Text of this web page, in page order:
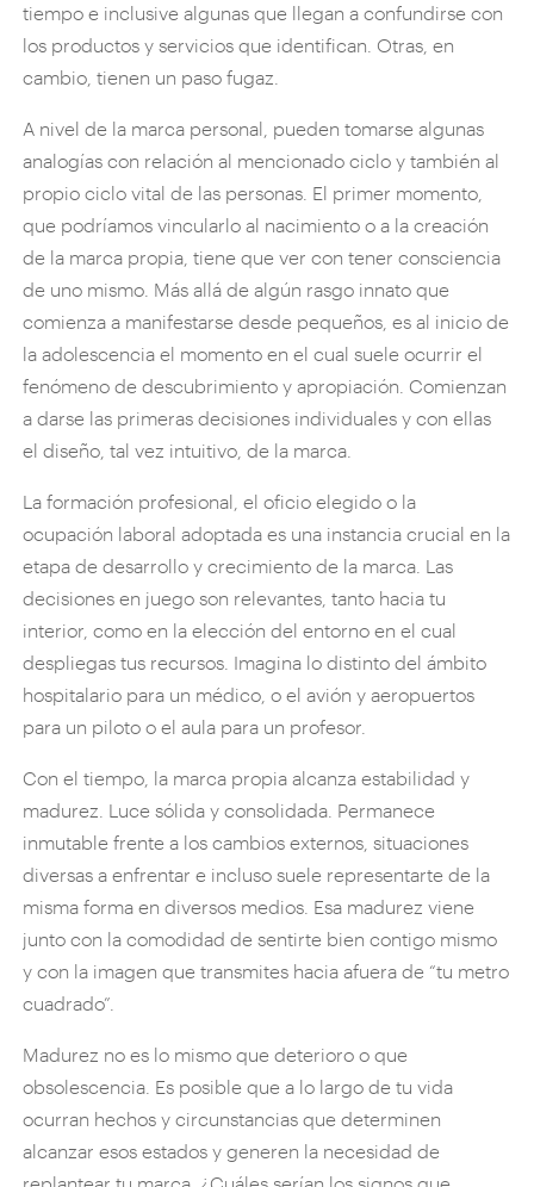
tiempo e inclusive algunas que llegan a confundirse con
los productos y servicios que identifican. Otras, en
cambio, tienen un paso fugaz.
A nivel de la marca personal, pueden tomarse algunas
analogías con relación al mencionado ciclo y también al
propio ciclo vital de las personas. El primer momento,
que podríamos vincularlo al nacimiento o a la creación
de la marca propia, tiene que ver con tener consciencia
de uno mismo. Más allá de algún rasgo innato que
comienza a manifestarse desde pequeños, es al inicio de
la adolescencia el momento en el cual suele ocurrir el
fenómeno de descubrimiento y apropiación. Comienzan
a darse las primeras decisiones individuales y con ellas
el diseño, tal vez intuitivo, de la marca.
La formación profesional, el oficio elegido o la
ocupación laboral adoptada es una instancia crucial en la
etapa de desarrollo y crecimiento de la marca. Las
decisiones en juego son relevantes, tanto hacia tu
interior, como en la elección del entorno en el cual
despliegas tus recursos. Imagina lo distinto del ámbito
hospitalario para un médico, o el avión y aeropuertos
para un piloto o el aula para un profesor.
Con el tiempo, la marca propia alcanza estabilidad y
madurez. Luce sólida y consolidada. Permanece
inmutable frente a los cambios externos, situaciones
diversas a enfrentar e incluso suele representarte de la
misma forma en diversos medios. Esa madurez viene
junto con la comodidad de sentirte bien contigo mismo
y con la imagen que transmites hacia afuera de “tu metro
cuadrado”.
Madurez no es lo mismo que deterioro o que
obsolescencia. Es posible que a lo largo de tu vida
ocurran hechos y circunstancias que determinen
alcanzar esos estados y generen la necesidad de
replantear tu marca. ¿Cuáles serían los signos que